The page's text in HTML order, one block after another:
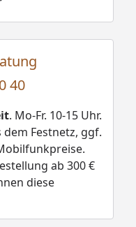
40
. Mo-Fr. 10-15 Uhr.
dem Festnetz, ggf.
ab 300 €
diese